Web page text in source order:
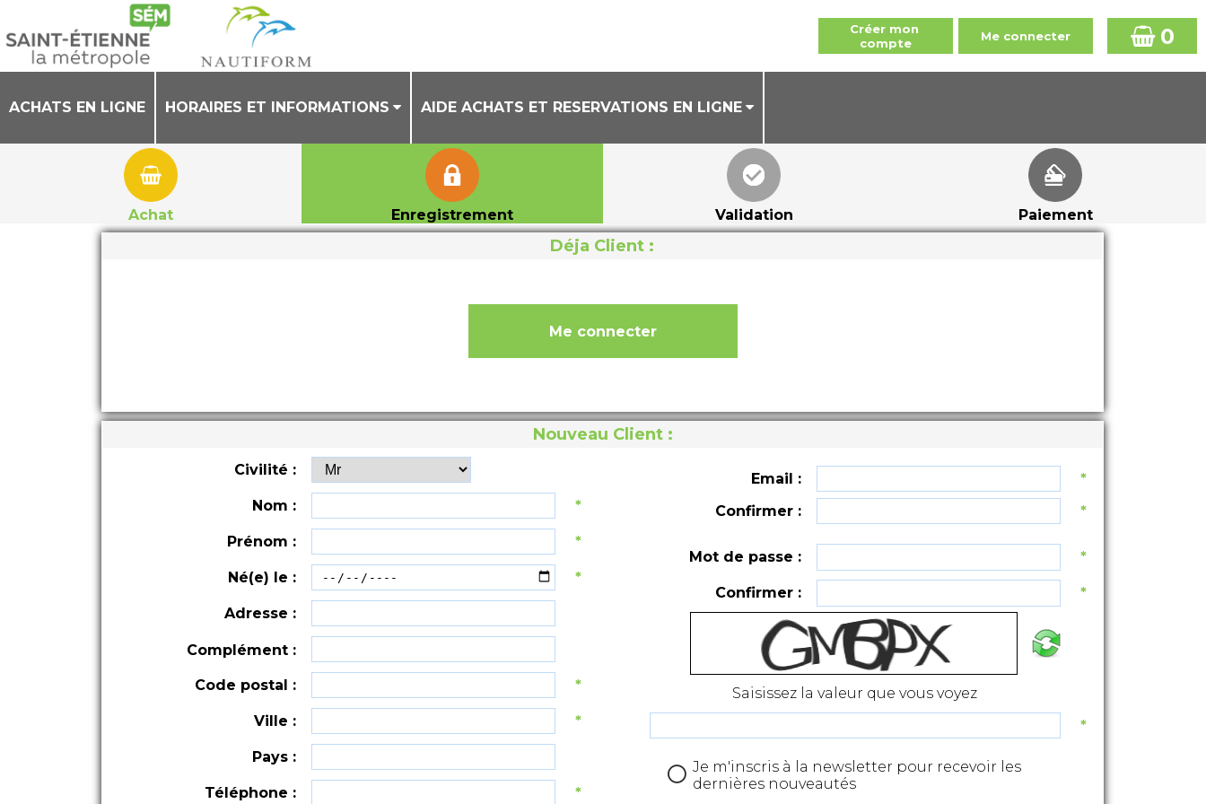
0
ACHATS EN LIGNE HORAIRES ET INFORMATIONS
PRESENTATION
HORAIRES CENTRE AQUATIQUE
REGLEMENT INTERIEUR
AIDE ACHATS ET RESERVATIONS EN LIGNE
CONDITIONS GENERALES DE VENTE
AIDE ACHAT DE BILLETS EN LIGNE
AIDE RESERVATION DE COURS A LA SEANCE
Achat Enregistrement Validation Paiement
Déja Client :
Nouveau Client :
Civilité :
Nom : *
Prénom : *
Né(e) le : *
Adresse :
Complément :
Code postal : *
Ville : *
Pays :
Téléphone : *
Email :
*
Confirmer :
*
Mot de passe : *
Confirmer : *
Saisissez la valeur que vous voyez
*
Je m'inscris à la newsletter pour recevoir les
dernières nouveautés